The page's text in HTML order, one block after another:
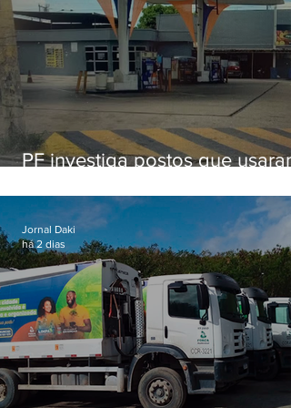
PF investiga postos que usaram
secretário morto em 2020
Jornal Daki
há 2 dias